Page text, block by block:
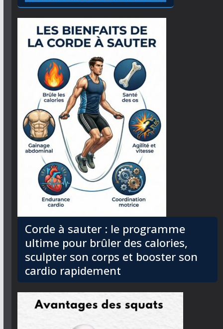
Corde à sauter : le programme
ultime pour brûler des calories,
sculpter son corps et booster son
cardio rapidement